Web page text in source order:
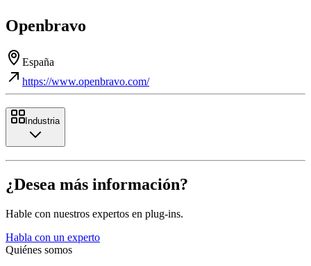
Openbravo
España
https://www.openbravo.com/
Industria
¿Desea más información?
Hable con nuestros expertos en plug-ins.
Habla con un experto
Quiénes somos